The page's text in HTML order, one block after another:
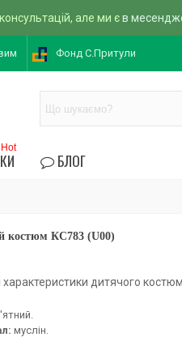
але ми єв
Фонд С.Притули
Hot
БЛОГ
костюм КС783 (U00)
характеристики дитячого
муслін.